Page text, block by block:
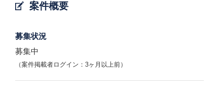
案件概要
募集状況
募集中
（案件掲載者ログイン：3ヶ月以上前）